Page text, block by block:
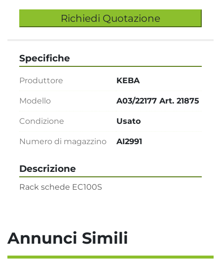
Richiedi Quotazione
Descrizione
Rack schede EC100S
Specifiche
Produttore KEBA
Modello A03/22177 Art. 21875
Condizione Usato
Numero di magazzino AI2991
Annunci Simili